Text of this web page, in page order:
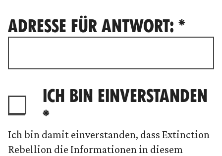
ADRESSE FÜR ANTWORT: *
ICH BIN EINVERSTANDEN
*
Ich bin damit einverstanden, dass Extinction
Rebellion die Informationen in diesem